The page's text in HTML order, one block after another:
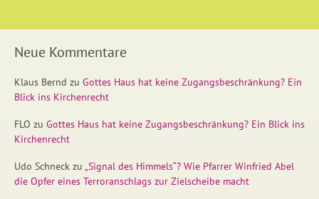
Neue Kommentare
Klaus Bernd zu Gottes Haus hat keine Zugangsbeschränkung? Ein
Blick ins Kirchenrecht
FLO zu Gottes Haus hat keine Zugangsbeschränkung? Ein Blick ins
Kirchenrecht
Udo Schneck zu „Signal des Himmels“? Wie Pfarrer Winfried Abel
die Opfer eines Terroranschlags zur Zielscheibe macht